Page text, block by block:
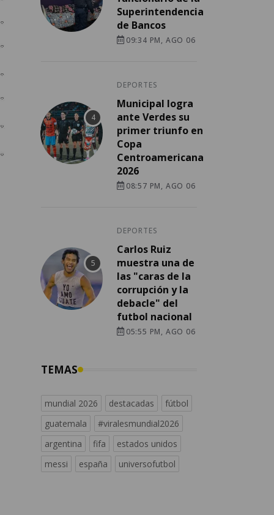
Superintendencia
de Bancos
09:34 PM, AGO 06
DEPORTES
Municipal logra
ante Verdes su
primer triunfo en
Copa
Centroamericana
2026
08:57 PM, AGO 06
DEPORTES
Carlos Ruiz
muestra una de
las "caras de la
corrupción y la
debacle" del
futbol nacional
05:55 PM, AGO 06
TEMAS
mundial 2026 destacadas
fútbol
guatemala
#viralesmundial2026
argentina
fifa
estados unidos
messi
españa universofutbol